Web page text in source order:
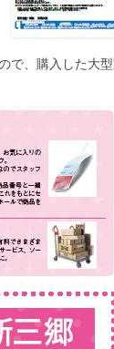
、購入した大